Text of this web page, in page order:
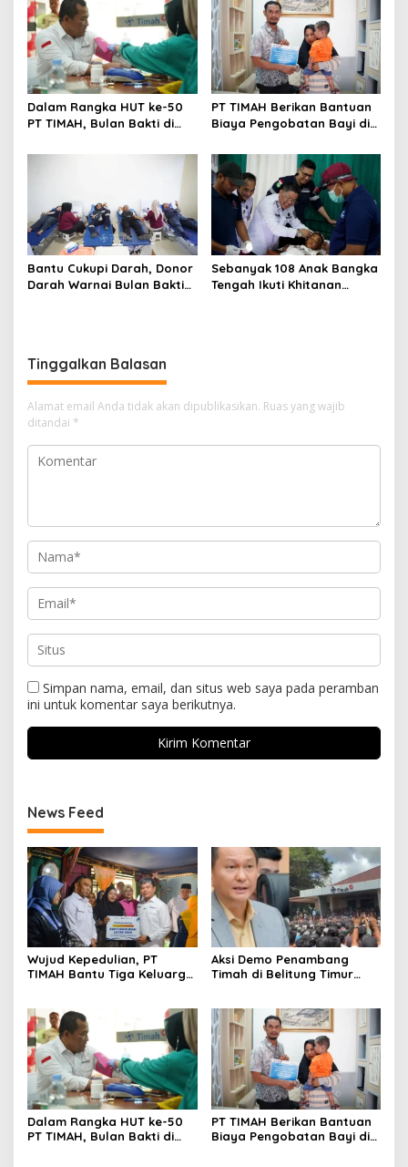
Dorong Perpres Segera
Diterbitkan
Dalam Rangka HUT ke-50
PT TIMAH, Bulan Bakti di
Massal, Donor Darah, dan
Layanan Kesehatan Gratis
PT TIMAH Berikan Bantuan
Biaya Pengobatan Bayi di
Bantu Cukupi Darah, Donor
Darah Warnai Bulan Bakti
Sebanyak 108 Anak Bangka
Tengah Ikuti Khitanan
Tinggalkan Balasan
Alamat email Anda tidak akan dipublikasikan. Ruas yang wajib
ditandai *
Simpan nama, email, dan situs web saya pada peramban
ini untuk komentar saya berikutnya.
News Feed
Wujud Kepedulian, PT
TIMAH Bantu Tiga Keluarga
Aksi Demo Penambang
Timah di Belitung Timur
Dorong Perpres Segera
Diterbitkan
Dalam Rangka HUT ke-50
PT TIMAH, Bulan Bakti di
PT TIMAH Berikan Bantuan
Biaya Pengobatan Bayi di